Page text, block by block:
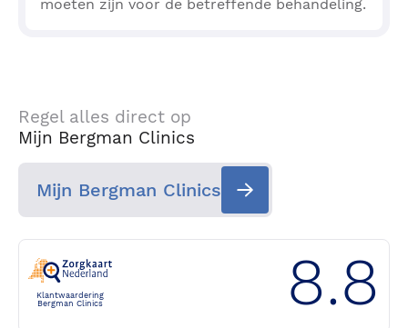
moeten zijn voor de betreffende behandeling.
Regel alles direct op
Mijn Bergman Clinics
Mijn Bergman Clinics
Klantwaardering
Bergman Clinics
8.8